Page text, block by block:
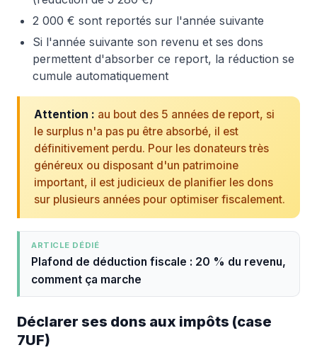
2 000 € sont reportés sur l'année suivante
Si l'année suivante son revenu et ses dons
permettent d'absorber ce report, la réduction se
cumule automatiquement
Attention : au bout des 5 années de report, si
le surplus n'a pas pu être absorbé, il est
définitivement perdu. Pour les donateurs très
généreux ou disposant d'un patrimoine
important, il est judicieux de planifier les dons
sur plusieurs années pour optimiser fiscalement.
ARTICLE DÉDIÉ
Plafond de déduction fiscale : 20 % du revenu,
comment ça marche
Déclarer ses dons aux impôts (case
7UF)